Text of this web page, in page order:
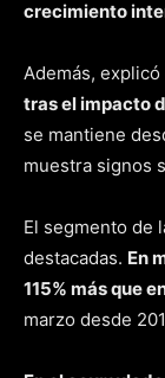
crecimiento
Además,
tras el impacto
se mantiene
muestra signos
El segmento de
destacadas. En
115% más que
marzo desde